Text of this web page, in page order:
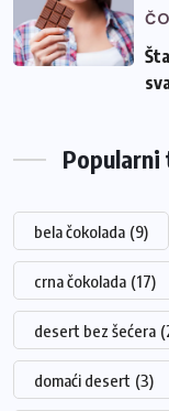
bela čokolada (9)
crna čokolada (17)
desert bez šećera
domaći desert (3)